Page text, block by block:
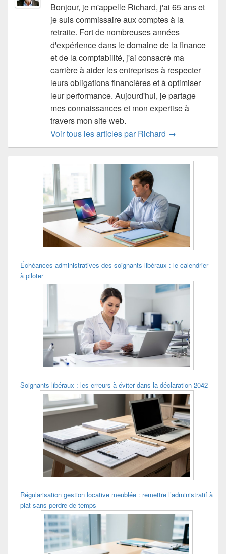
Bonjour, je m'appelle Richard, j'ai 65 ans et
je suis commissaire aux comptes à la
retraite. Fort de nombreuses années
d'expérience dans le domaine de la finance
et de la comptabilité, j'ai consacré ma
carrière à aider les entreprises à respecter
leurs obligations financières et à optimiser
leur performance. Aujourd'hui, je partage
mes connaissances et mon expertise à
travers mon site web.
Voir tous les articles par Richard →
Échéances administratives des soignants libéraux : le calendrier
à piloter
Soignants libéraux : les erreurs à éviter dans la déclaration 2042
Régularisation gestion locative meublée : remettre l’administratif à
plat sans perdre de temps